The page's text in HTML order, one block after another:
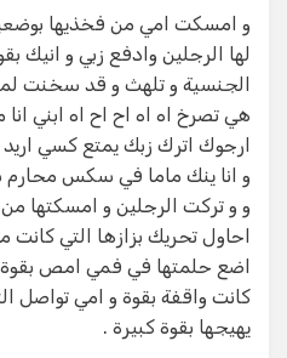
و امسكت امي من فخذيها بوضعية
لها الرجلين وادفع زبي و انيك
الجنسية و تلهث و قد سخنت
هي تصرخ اه اه اح اح اه ابني
ارجوك اترك زبك يمتع كسي
و انا ينك ماما في سكس
و و تركت الرجلين و امسكتها من
احاول تحريك بزازها التي
اضع حلمتها في فمي امص بقوة
كانت واقفة بقوة و امي تواصل
يهيجها بقوة كبيرة .